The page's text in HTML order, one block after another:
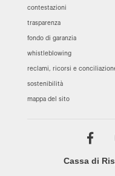
contestazioni
trasparenza
fondo di garanzia
whistleblowing
reclami, ricorsi e
sostenibilità
mappa del sito
Cassa di